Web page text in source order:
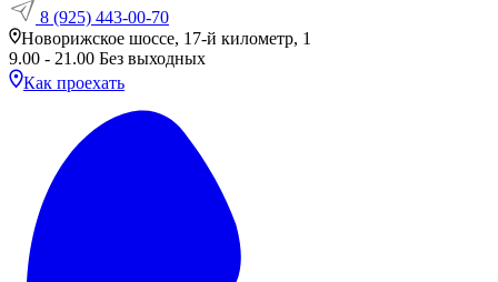
8 (925) 443-00-70
Новорижское шоссе, 17-й километр, 1
9.00 - 21.00 Без выходных
Как проехать